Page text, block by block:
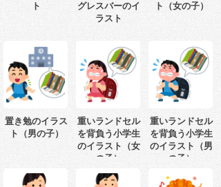
ト
グレスバーのイ
ラスト
ト（女の子）
置き勉のイラス
ト（男の子）
重いランドセル
を背負う小学生
のイラスト（女
の子）
重いランドセル
を背負う小学生
のイラスト（男
の子）